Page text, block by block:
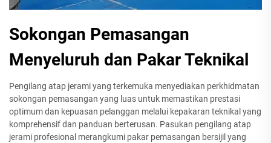
Sokongan Pemasangan
Menyeluruh dan Pakar Teknikal
Pengilang atap jerami yang terkemuka menyediakan perkhidmatan
sokongan pemasangan yang luas untuk memastikan prestasi
optimum dan kepuasan pelanggan melalui kepakaran teknikal yang
komprehensif dan panduan berterusan. Pasukan pengilang atap
jerami profesional merangkumi pakar pemasangan bersijil yang